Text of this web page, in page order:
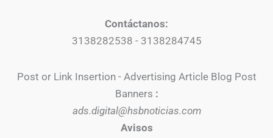
Contáctanos:
3138282538 - 3138284745
Post or Link Insertion - Advertising Article Blog Post
Banners :
ads.digital@hsbnoticias.com
Avisos